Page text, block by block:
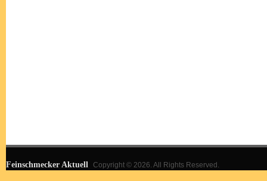
Feinschmecker Aktuell Copyright © 2026. All Rights Reserved.